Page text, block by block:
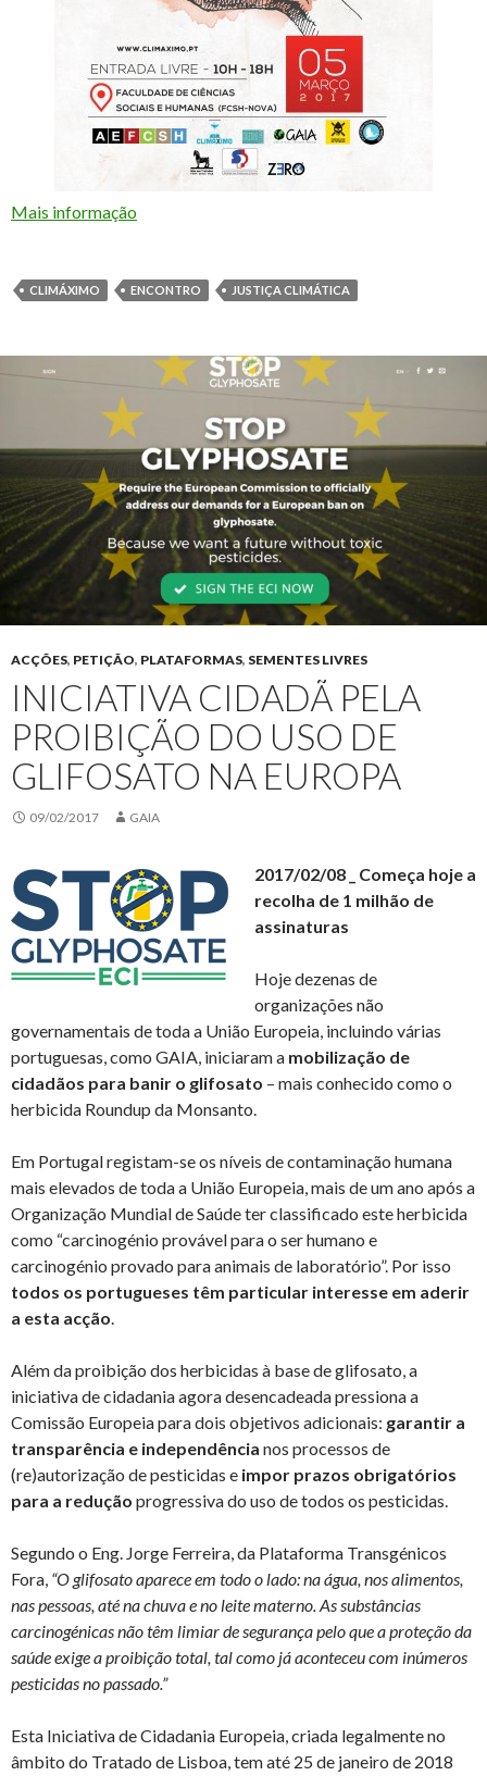
Mais informação
CLIMÁXIMO ENCONTRO JUSTIÇA CLIMÁTICA
ACÇÕES, PETIÇÃO, PLATAFORMAS, SEMENTES LIVRES
INICIATIVA CIDADÃ PELA
PROIBIÇÃO DO USO DE
GLIFOSATO NA EUROPA
09/02/2017 GAIA
2017/02/08 _ Começa hoje a
recolha de 1 milhão de
assinaturas
Hoje dezenas de
organizações não
governamentais de toda a União Europeia, incluindo várias
portuguesas, como GAIA, iniciaram a mobilização de
cidadãos para banir o glifosato – mais conhecido como o
herbicida Roundup da Monsanto.
Em Portugal registam-se os níveis de contaminação humana
mais elevados de toda a União Europeia, mais de um ano após a
Organização Mundial de Saúde ter classificado este herbicida
como “carcinogénio provável para o ser humano e
carcinogénio provado para animais de laboratório”. Por isso
todos os portugueses têm particular interesse em aderir
a esta acção.
Além da proibição dos herbicidas à base de glifosato, a
iniciativa de cidadania agora desencadeada pressiona a
Comissão Europeia para dois objetivos adicionais: garantir a
transparência e independência nos processos de
(re)autorização de pesticidas e impor prazos obrigatórios
para a redução progressiva do uso de todos os pesticidas.
Segundo o Eng. Jorge Ferreira, da Plataforma Transgénicos
Fora, “O glifosato aparece em todo o lado: na água, nos alimentos,
nas pessoas, até na chuva e no leite materno. As substâncias
carcinogénicas não têm limiar de segurança pelo que a proteção da
saúde exige a proibição total, tal como já aconteceu com inúmeros
pesticidas no passado.”
Esta Iniciativa de Cidadania Europeia, criada legalmente no
âmbito do Tratado de Lisboa, tem até 25 de janeiro de 2018